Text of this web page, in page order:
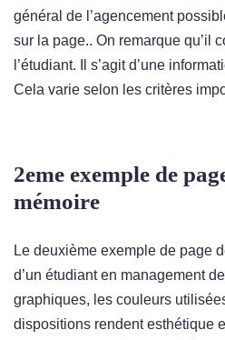
général de l’agencement
sur la page.. On remarque qu’il
l’étudiant. Il s’agit d’une
Cela varie selon les critères
2eme exemple de
mémoire
Le deuxième exemple de page
d’un étudiant en management
graphiques, les couleurs
dispositions rendent esthétique